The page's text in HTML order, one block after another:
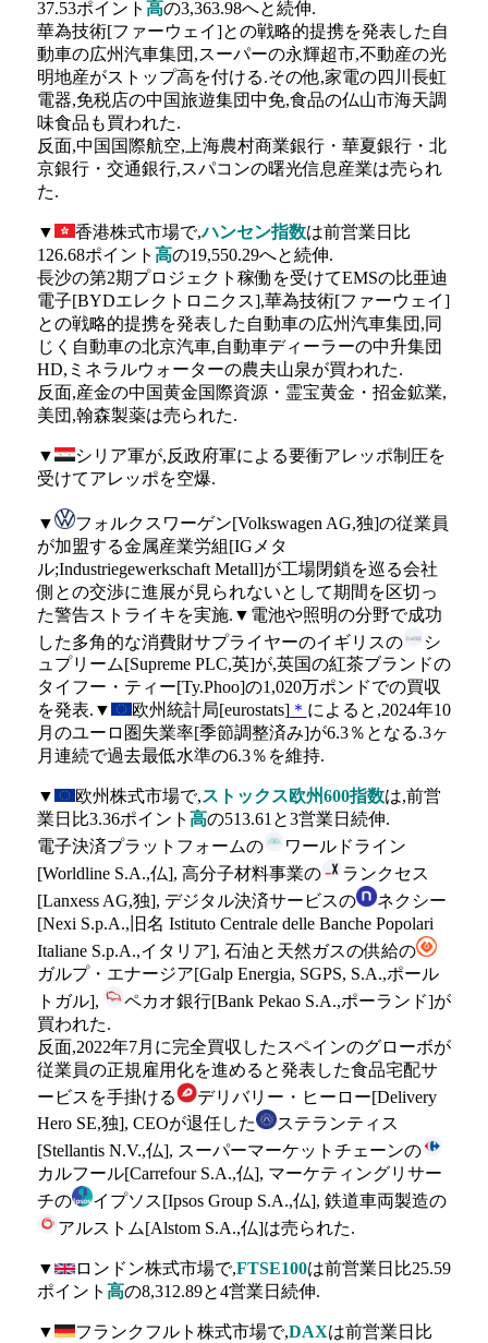
37.53ポイント 高の3,363.98へと続伸.
華為技術[ファーウェイ]との戦略的提携を発表した自
動車の広州汽車集団,スーパーの永輝超市,不動産の光
明地産がストップ高を付ける.その他,家電の四川長虹
電器,免税店の中国旅遊集団中免,食品の仏山市海天調
味食品も買われた.
反面,中国国際航空,上海農村商業銀行・華夏銀行・北
京銀行・交通銀行,スパコンの曙光信息産業は売られ
た.
▼ 香港株式市場で,ハンセン指数は前営業日比
126.68ポイント 高の19,550.29へと続伸.
長沙の第2期プロジェクト稼働を受けてEMSの比亜迪
電子[BYDエレクトロニクス],華為技術[ファーウェイ]
との戦略的提携を発表した自動車の広州汽車集団,同
じく自動車の北京汽車,自動車ディーラーの中升集団
HD,ミネラルウォーターの農夫山泉が買われた.
反面,産金の中国黄金国際資源・霊宝黄金・招金鉱業,
美団,翰森製薬は売られた.
▼
シリア軍が,反政府軍による要衝アレッポ制圧を
受けてアレッポを空爆.
▼
フォルクスワーゲン[Volkswagen AG,独]の従業員
が加盟する金属産業労組[IGメタ
ル;Industriegewerkschaft Metall]が工場閉鎖を巡る会社
側との交渉に進展が見られないとして期間を区切っ
た警告ストライキを実施.▼電池や照明の分野で成功
した多角的な消費財サプライヤーのイギリスの
シ
ュプリーム[Supreme PLC,英]が,英国の紅茶ブランドの
タイフー・ティー[Ty.Phoo]の1,020万ポンドでの買収
を発表.▼
欧州統計局[eurostats] ＊ によると,2024年10
月のユーロ圏失業率[季節調整済み]が6.3％となる.3ヶ
月連続で過去最低水準の6.3％を維持.
▼ 欧州株式市場で,ストックス欧州600指数は,前営
業日比3.36ポイント 高の513.61と3営業日続伸.
電子決済プラットフォームの
ワールドライン
[Worldline S.A.,仏], 高分子材料事業の
ランクセス
[Lanxess AG,独], デジタル決済サービスの
ネクシー
[Nexi S.p.A.,旧名 Istituto Centrale delle Banche Popolari
Italiane S.p.A.,イタリア], 石油と天然ガスの供給の
ガルプ・エナージア[Galp Energia, SGPS, S.A.,ポール
トガル],
ペカオ銀行[Bank Pekao S.A.,ポーランド]が
買われた.
反面,2022年7月に完全買収したスペインのグローボが
従業員の正規雇用化を進めると発表した食品宅配サ
ービスを手掛ける
デリバリー・ヒーロー[Delivery
Hero SE,独], CEOが退任した
ステランティス
[Stellantis N.V.,仏], スーパーマーケットチェーンの
カルフール[Carrefour S.A.,仏], マーケティングリサー
チの
イプソス[Ipsos Group S.A.,仏], 鉄道車両製造の
アルストム[Alstom S.A.,仏]は売られた.
▼ ロンドン株式市場で,FTSE100は前営業日比25.59
ポイント 高の8,312.89と4営業日続伸.
▼ フランクフルト株式市場で,DAXは前営業日比